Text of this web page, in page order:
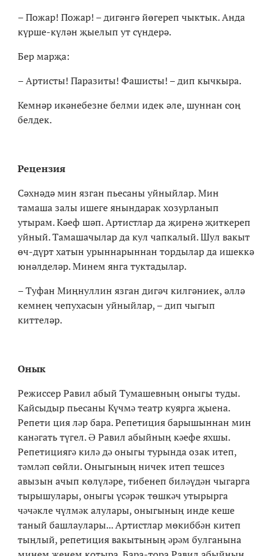
– Пожар! Пожар! – дигәнгә йөгереп чыктык. Анда
күрше-күлән җыелып ут сүндерә.
Бер марҗа:
– Артисты! Паразиты! Фашисты! – дип кычкыра.
Кемнәр икәнебезне белми идек әле, шуннан соң
белдек.
Рецензия
Сәхнәдә мин язган пьесаны уйныйлар. Мин
тамаша залы ишеге янындарак хозурланып
утырам. Кәеф шәп. Артистлар да җиренә җиткереп
уйный. Тамашачылар да кул чапкалый. Шул вакыт
өч-дүрт хатын урыннарыннан тордылар да ишеккә
юнәлделәр. Минем янга туктадылар.
– Туфан Миңнуллин язган дигәч килгәниек, әллә
кемнең чепухасын уйныйлар, – дип чыгып
киттеләр.
Онык
Режиссер Равил абый Тумашевның оныгы туды.
Кайсыдыр пьесаны Күчмə театр куярга җыена.
Репети ция лəр бара. Репетиция барышыннан мин
канəгать түгел. Ə Равил абыйның кəефе яхшы.
Репетициягə килə дə оныгы турында озак итеп,
тəмлəп сөйли. Оныгының ничек итеп тешсез
авызын ачып көлүлəре, тибенеп билəүдəн чыгарга
тырышулары, оныгы үсəрəк төшкəч утырырга
чəчəкле чүлмəк алулары, оныгының инде кеше
таный башлаулары... Артистлар мөкиббəн китеп
тыңлый, репетиция вакытының əрəм булганына